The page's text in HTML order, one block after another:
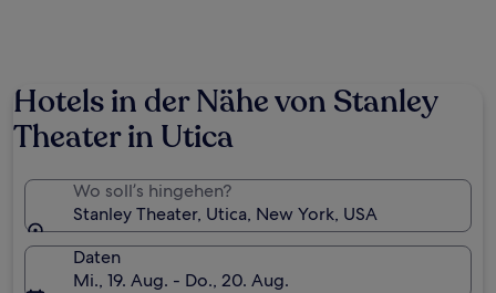
Hotels in der Nähe von Stanley
Theater in Utica
Wo soll’s hingehen?
Stanley Theater, Utica, New York, USA
Daten
Mi., 19. Aug. - Do., 20. Aug.